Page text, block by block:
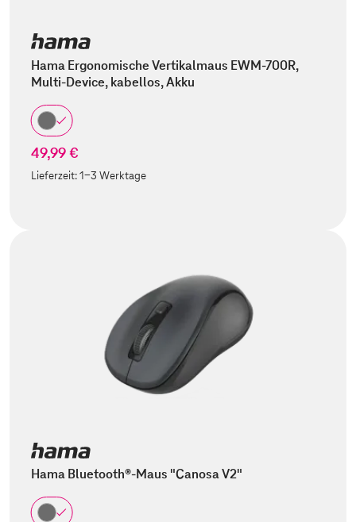
Hama Ergonomische Vertikalmaus EWM-700R,
Multi-Device, kabellos, Akku
49,99 €
Lieferzeit:1-3 Werktage
Hama Bluetooth®-Maus "Canosa V2"